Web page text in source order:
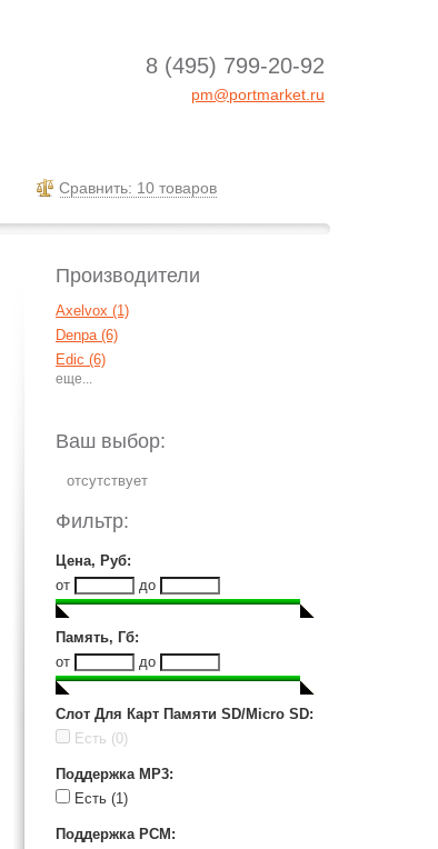
Производители
Axelvox (1)
Denpa (6)
Edic (6)
iRiver (2)
Philips (2)
Roland (1)
Sanyo (5)
Sony (21)
Tascam (1)
Гном (4)
Ваш выбор:
Фильтр:
Цена, Руб:
от
до
Память, Гб:
от
до
Слот Для Карт Памяти SD/Micro SD:
Есть (0)
Поддержка MP3:
Есть (1)
Поддержка PCM :
8 (495) 799-20-92
pm@portmarket.ru
Cравнить: 10 товаров